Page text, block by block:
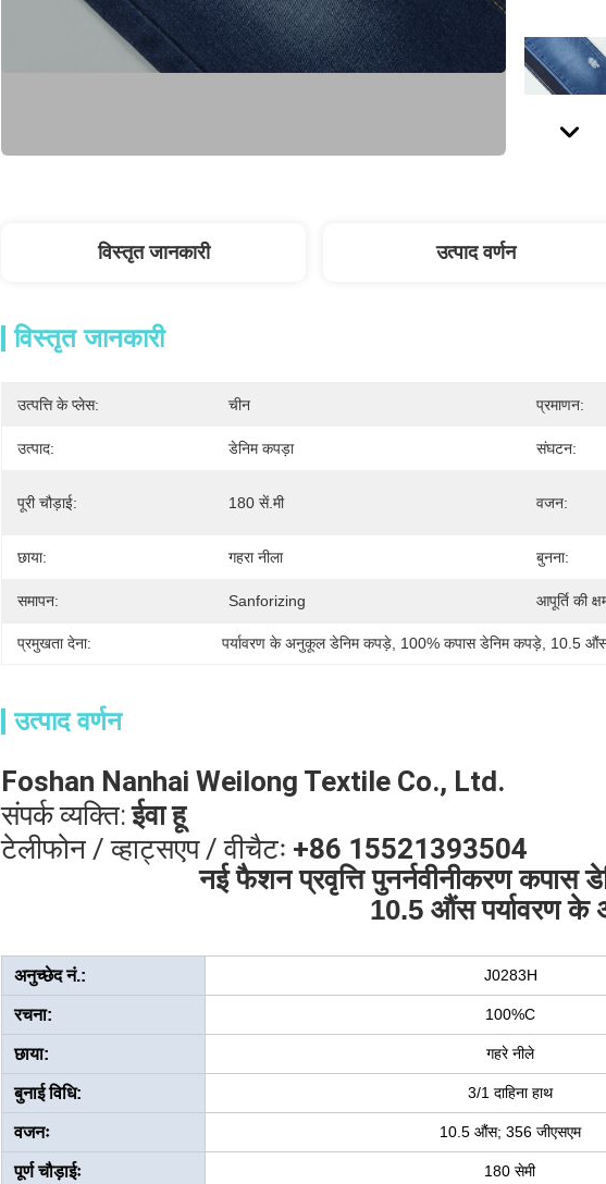
विस्तृत जानकारी उत्पाद वर्णन
विस्तृत जानकारी
उत्पत्ति के प्लेस: चीन प्रमाणन:
उत्पाद: डेनिम कपड़ा संघटन:
पूरी चौड़ाई: 180 सें.मी वजन:
छाया: गहरा नीला बुनना:
समापन: Sanforizing आपूर्ति की
प्रमुखता देना: पर्यावरण के अनुकूल डेनिम कपड़े 100% कपास डेनिम कपड़े 10.5
उत्पाद वर्णन
Foshan Nanhai Weilong Textile Co., Ltd.
संपर्क व्यक्ति: ईवा हू
टेलीफोन / व्हाट्सएप / वीचैटः +86 15521393504
नई फैशन प्रवृत्ति पुनर्नवीनीकरण
10.5 औंस पर्यावरण
अनुच्छेद नं.: J0283H
रचना: 100%C
छाया: गहरे नीले
बुनाई विधि: 3/1 दाहिना हाथ
वजनः 10.5 औंस; 356 जीएसएम
पूर्ण चौड़ाईः 180 सेमी